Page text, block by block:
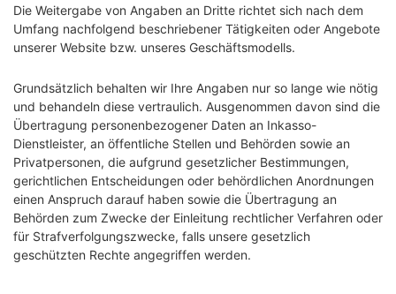
Die Weitergabe von Angaben an Dritte richtet sich nach dem
Umfang nachfolgend beschriebener Tätigkeiten oder Angebote
unserer Website bzw. unseres Geschäftsmodells.
Grundsätzlich behalten wir Ihre Angaben nur so lange wie nötig
und behandeln diese vertraulich. Ausgenommen davon sind die
Übertragung personenbezogener Daten an Inkasso-
Dienstleister, an öffentliche Stellen und Behörden sowie an
Privatpersonen, die aufgrund gesetzlicher Bestimmungen,
gerichtlichen Entscheidungen oder behördlichen Anordnungen
einen Anspruch darauf haben sowie die Übertragung an
Behörden zum Zwecke der Einleitung rechtlicher Verfahren oder
für Strafverfolgungszwecke, falls unsere gesetzlich
geschützten Rechte angegriffen werden.